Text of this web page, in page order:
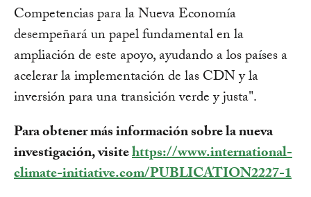
Competencias para la Nueva Economía
desempeñará un papel fundamental en la
ampliación de este apoyo, ayudando a los países a
acelerar la implementación de las CDN y la
inversión para una transición verde y justa".
Para obtener más información sobre la nueva
investigación, visitehttps://www.international-
climate-initiative.com/PUBLICATION2227-1